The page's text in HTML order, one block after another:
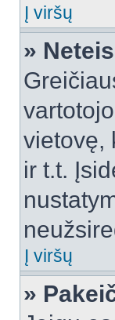
Į viršų
»
vietovę,
ir t.t.
Į viršų
»